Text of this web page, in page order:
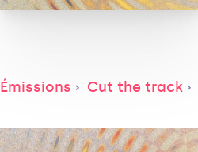
Émissions Cut the track